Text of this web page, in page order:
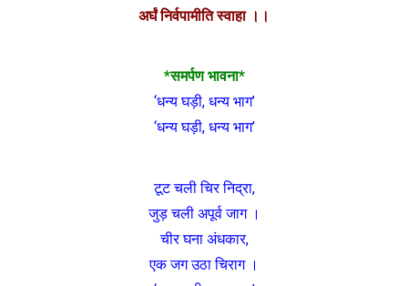
अर्घं निर्वपामीति स्वाहा ।।
*समर्पण भावना*
‘धन्य घड़ी, धन्य भाग’
‘धन्य घड़ी, धन्य भाग’
टूट चली चिर निद्रा,
जुड़ चली अपूर्व जाग ।
चीर घना अंधकार,
एक जग उठा चिराग ।